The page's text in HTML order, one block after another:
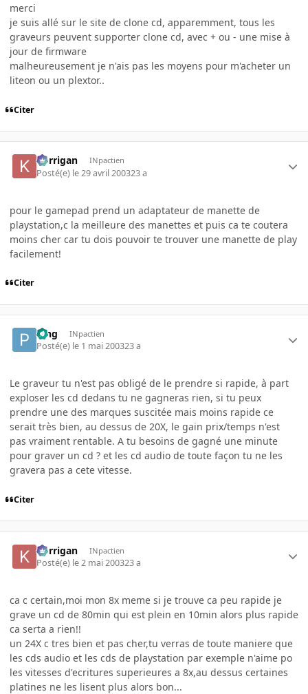
merci
je suis allé sur le site de clone cd, apparemment, tous les
graveurs peuvent supporter clone cd, avec + ou - une mise à
jour de firmware
malheureusement je n'ais pas les moyens pour m'acheter un
liteon ou un plextor..
Citer
korrigan INpactien
Posté(e) le 29 avril 200323 a
pour le gamepad prend un adaptateur de manette de
playstation,c la meilleure des manettes et puis ca te coutera
moins cher car tu dois pouvoir te trouver une manette de play
facilement!
Citer
Ping INpactien
Posté(e) le 1 mai 200323 a
Le graveur tu n'est pas obligé de le prendre si rapide, à part
exploser les cd dedans tu ne gagneras rien, si tu peux
prendre une des marques suscitée mais moins rapide ce
serait très bien, au dessus de 20X, le gain prix/temps n'est
pas vraiment rentable. A tu besoins de gagné une minute
pour graver un cd ? et les cd audio de toute façon tu ne les
gravera pas a cete vitesse.
Citer
korrigan INpactien
Posté(e) le 2 mai 200323 a
ca c certain,moi mon 8x meme si je trouve ca peu rapide je
grave un cd de 80min qui est plein en 10min alors plus rapide
ca serta a rien!!
un 24X c tres bien et pas cher,tu verras de toute maniere que
les cds audio et les cds de playstation par exemple n'aime po
les vitesses d'ecritures superieures a 8x,au dessus certaines
platines ne les lisent plus alors bon...